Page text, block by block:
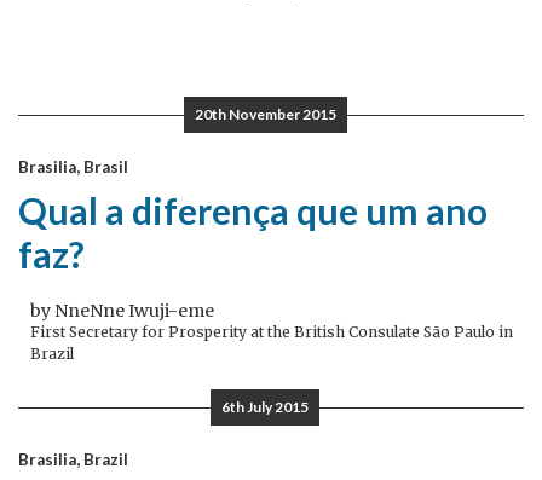
20th November 2015
Brasilia, Brasil
Qual a diferença que um ano
faz?
by NneNne Iwuji-eme
First Secretary for Prosperity at the British Consulate São Paulo in
Brazil
6th July 2015
Brasilia, Brazil